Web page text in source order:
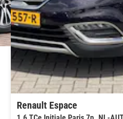
Renault Espace